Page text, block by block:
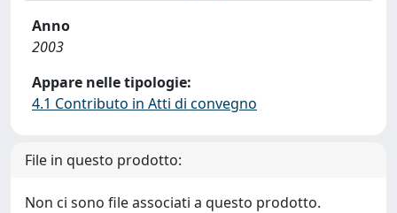
Anno
2003
Appare nelle tipologie:
4.1 Contributo in Atti di convegno
File in questo prodotto:
Non ci sono file associati a questo prodotto.